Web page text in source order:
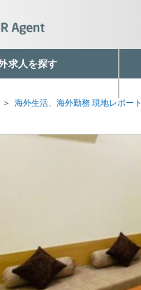
求人を探す
＞ 海外生活、海外勤務 現地レポート